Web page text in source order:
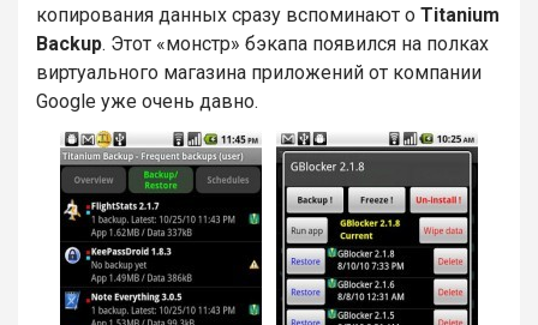
копирования данных сразу вспоминают о Titanium
Backup. Этот «монстр» бэкапа появился на полках
виртуального магазина приложений от компании
Google уже очень давно.